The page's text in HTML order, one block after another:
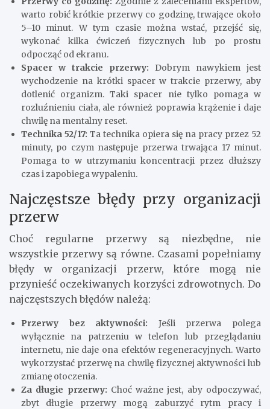
warto robić krótkie przerwy co godzinę, trwające około
5–10 minut. W tym czasie można wstać, przejść się,
wykonać kilka ćwiczeń fizycznych lub po prostu
odpocząć od ekranu.
Spacer w trakcie przerwy: Dobrym nawykiem jest
wychodzenie na krótki spacer w trakcie przerwy, aby
dotlenić organizm. Taki spacer nie tylko pomaga w
rozluźnieniu ciała, ale również poprawia krążenie i daje
chwilę na mentalny reset.
Technika 52/17: Ta technika opiera się na pracy przez 52
minuty, po czym następuje przerwa trwająca 17 minut.
Pomaga to w utrzymaniu koncentracji przez dłuższy
czas i zapobiega wypaleniu.
Najczęstsze błędy przy organizacji
przerw
Choć regularne przerwy są niezbędne, nie
wszystkie przerwy są równe. Czasami popełniamy
błędy w organizacji przerw, które mogą nie
przynieść oczekiwanych korzyści zdrowotnych. Do
najczęstszych błędów należą:
Przerwy bez aktywności: Jeśli przerwa polega
wyłącznie na patrzeniu w telefon lub przeglądaniu
internetu, nie daje ona efektów regeneracyjnych. Warto
wykorzystać przerwę na chwilę fizycznej aktywności lub
zmianę otoczenia.
Za długie przerwy: Choć ważne jest, aby odpoczywać,
zbyt długie przerwy mogą zaburzyć rytm pracy i